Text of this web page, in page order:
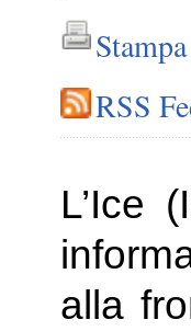
Stampa
RSS
L’Ice
alla